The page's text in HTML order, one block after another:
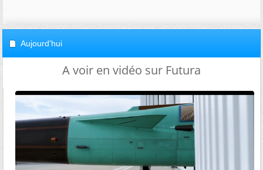
Aujourd'hui
A voir en vidéo sur Futura